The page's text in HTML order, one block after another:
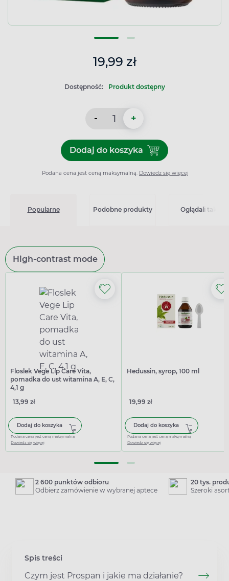
19,99 zł
Dostępność: Produkt dostępny
- +
Dodaj do koszykaDodaj do koszyka Prospan,
Podana cena jest ceną maksymalną. Dowiedz się więcej
Popularne Podobne produkty Oglądali także
High-contrast mode
Floslek Vege Lip Care Vita,
pomadka do ust witamina A, E, C,
4,1 g
13,99 zł
Dodaj do koszyka
Podana cena jest ceną maksymalną
Dowiedz się więcej
Hedussin, syrop, 100 ml
19,99 zł
Dodaj do koszyka
Podana cena jest ceną maksymalną
Dowiedz się więcej
2 600 punktów odbioru
Odbierz zamówienie w wybranej aptece
20 tys.
Szeroki
Spis treści
Czym jest Prospan i jakie ma działanie?